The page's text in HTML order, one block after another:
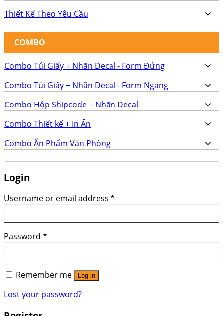
Thiết Kế Theo Yêu Cầu
COMBO
Combo Túi Giấy + Nhãn Decal - Form Đứng
Combo Túi Giấy + Nhãn Decal - Form Ngang
Combo Hộp Shipcode + Nhãn Decal
Combo Thiết kế + In Ấn
Combo Ấn Phẩm Văn Phòng
Login
Username or email address *
Password *
Remember me Log in
Lost your password?